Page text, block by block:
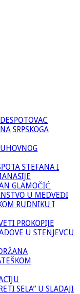
SRPSKOGA
STEFANA I
GLAMOČIĆ
U MEDVEĐI
RUDNIKU I
PROKOPIJE
U STENJEVCU
SELA” U SLADAJI